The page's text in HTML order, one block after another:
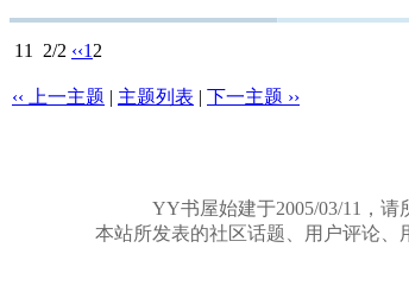
11 2/2 ‹‹1 2
‹‹ 上一主题 | 主题列表 | 下一主题 ››
YY书屋始建于2005/03/11，
本站所发表的社区话题、用户评论、